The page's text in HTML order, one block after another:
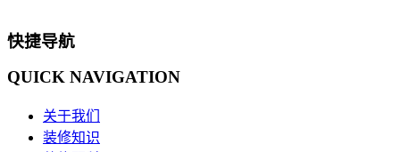
快捷导航
QUICK NAVIGATION
关于我们
装修知识